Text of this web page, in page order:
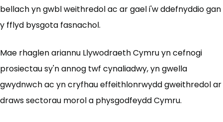
bellach yn gwbl weithredol ac ar gael i'w ddefnyddio gan
y fflyd bysgota fasnachol.
Mae rhaglen ariannu Llywodraeth Cymru yn cefnogi
prosiectau sy'n annog twf cynaliadwy, yn gwella
gwydnwch ac yn cryfhau effeithlonrwydd gweithredol ar
draws sectorau morol a physgodfeydd Cymru.